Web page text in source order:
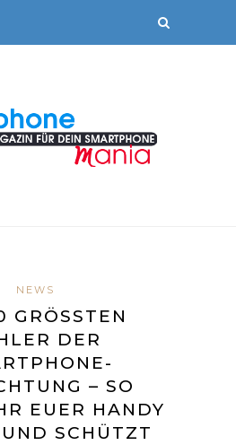
NEWS
GRÖSSTEN F
DER S
E
– SO M
EUER HANDY S
SCHÜTZT E